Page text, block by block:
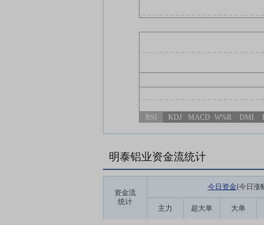
RSI KDJ MACD W%R DMI
明泰铝业资金流统计
资金流
统计
今日资金(今日涨
主力 超大单 大单